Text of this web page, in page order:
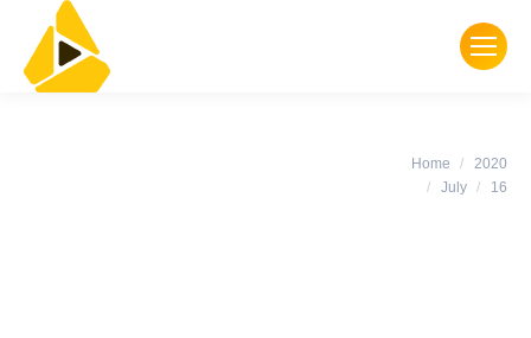
You are here:
Home
2020
July
16